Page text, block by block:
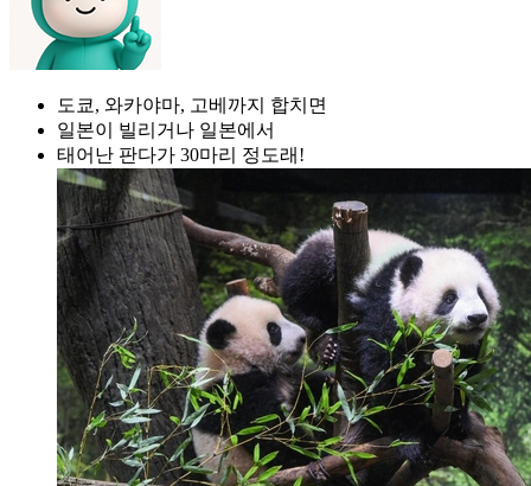
도쿄, 와카야마, 고베까지 합치면
일본이 빌리거나 일본에서
태어난 판다가 30마리 정도래!